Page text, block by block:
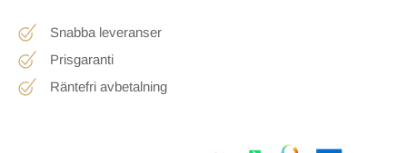
Snabba leveranser
Prisgaranti
Räntefri avbetalning